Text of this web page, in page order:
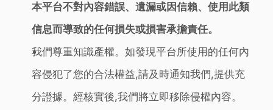
本平台不對內容錯誤、遺漏或因信賴、使用此類
信息而導致的任何損失或損害承擔責任。
我們尊重知識產權。如發現平台所使用的任何內
容侵犯了您的合法權益,請及時通知我們,提供充
分證據。經核實後,我們將立即移除侵權內容。